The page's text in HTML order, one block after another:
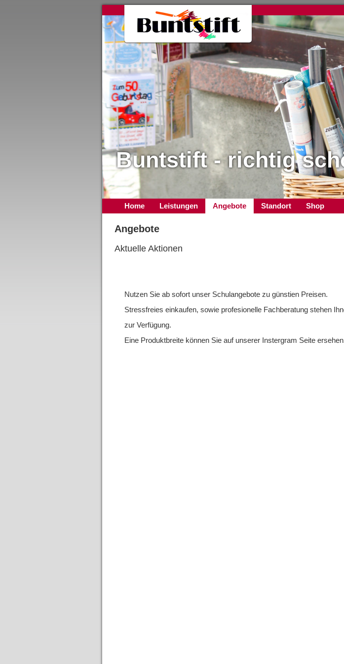
Buntstift - richtig
Home Leistungen Angebote Standort Shop
Angebote
Aktuelle Aktionen
Nutzen Sie ab sofort unser Schulangebote zu günstien Preisen.
Stressfreies einkaufen, sowie profesionelle Fachberatung stehen
zur Verfügung.
Eine Produktbreite können Sie auf unserer Instergram Seite